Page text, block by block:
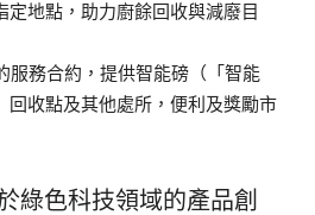
定地點，助力廚餘回收與減廢目
服務合約，提供智能磅（「智能
回收點及其他處所，便利及獎勵市
綠色科技領域的產品創